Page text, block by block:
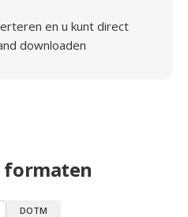
en u kunt direct
downloaden
formaten
DOTM